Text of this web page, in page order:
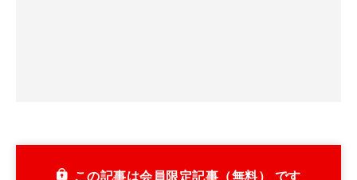
この記事は会員限定記事（無料） です